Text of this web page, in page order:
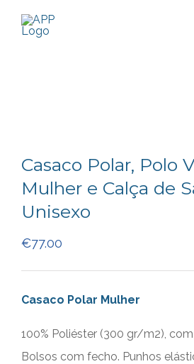
Casaco Polar, Polo
Mulher e Calça de
Unisexo
€77.00
Casaco Polar Mulher
100% Poliéster (300 gr/m2),
Bolsos com fecho. Punhos